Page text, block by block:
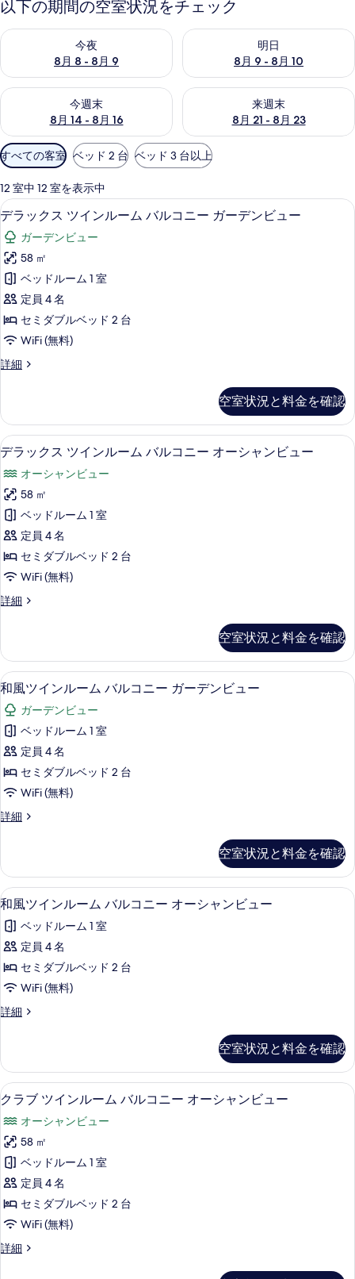
以下の期間の空室状況をチェック
今夜
8月 8 - 8月 9
今夜 8月 8 - 8月 9 の空室状況をチェック
明日
8月 9 - 8月 10
明日 8月 9 - 8月 10 の空室状
今週末
8月 14 - 8月 16
今週末 8月 14 - 8月 16 の空室状況をチェック
来週末
8月 21 - 8月 23
来週末 8月 21 - 8月 23 の空室
利
用
可
能
な
客
室
の
絞
り
込
み
条
すべての客室 ベッド 2 台 ベッド 3 台以上
12 室中 12 室を表示中
デ
ラ
ッ
ク
ス
ツ
イ
ン
ル
ム
バ
ル
コ
ニ
ー
ガ
ー
デ
ン
ー
の
す
べ
て
の
写
を
示
す
る
ミニバー、セーフティボックス (室内
7
デラックス ツインルーム バルコニー ガーデンビュー
ガーデンビュー
58 ㎡
ベッドルーム 1 室
定員 4 名
セミダブルベッド 2 台
WiFi (無料)
詳細
デ
ス
ツ
イ
ル
ー
ム
バ
ル
コ
ニ
ー
ー
ビ
ュ
ー
の
詳
細
空室状況と料金を確認
デ
ラ
ッ
ク
ス
ツ
イ
ン
ル
ム
バ
ル
コ
ニ
ー
オ
ー
シ
ビ
ュ
ー
の
す
べ
の
真
を
表
示
す
る
ミニバー、セーフティボックス (室内
7
デラックス ツインルーム バルコニー オーシャンビュー
オーシャンビュー
58 ㎡
ベッドルーム 1 室
定員 4 名
セミダブルベッド 2 台
WiFi (無料)
詳細
デ
ス
ツ
イ
ル
ー
バ
ル
コ
ニ
ー
ャ
ン
ビ
ュ
ー
の
細
空室状況と料金を確認
和
風
ツ
イ
ン
ル
ー
ム
ル
コ
ニ
ー
ガ
ー
デ
ン
ー
の
す
べ
て
の
写
真
表
ミニバー、セーフティボックス (室内
6
和風ツインルーム バルコニー ガーデンビュー
ガーデンビュー
ベッドルーム 1 室
定員 4 名
セミダブルベッド 2 台
WiFi (無料)
詳細
和
ン
ル
ー
バ
ル
ニ
ー
ー
ュ
ー
の
詳
細
空室状況と料金を確認
和
風
ツ
イ
ン
ル
ー
バ
ル
コ
ニ
ー
オ
ー
シ
ャ
ン
ミニバー、セーフティボックス (室内
6
和風ツインルーム バルコニー オーシャンビュー
ベッドルーム 1 室
定員 4 名
セミダブルベッド 2 台
WiFi (無料)
詳細
和
ン
ル
ー
バ
ル
コ
ニ
ー
オ
ー
シ
ン
空室状況と料金を確認
ク
ラ
ブ
ツ
イ
ン
ル
ー
ム
ミニバー、セーフティボックス (室内
2
クラブ ツインルーム バルコニー オーシャンビュー
オーシャンビュー
58 ㎡
ベッドルーム 1 室
定員 4 名
セミダブルベッド 2 台
WiFi (無料)
詳細
ク